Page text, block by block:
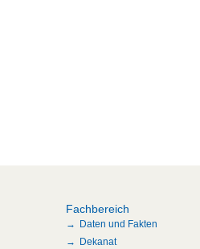
Fachbereich
Daten und Fakten
Dekanat